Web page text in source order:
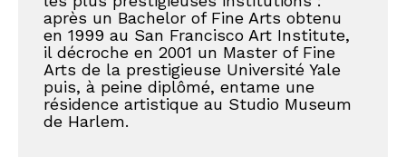
après un Bachelor of Fine Arts obtenu
en 1999 au San Francisco Art Institute,
il décroche en 2001 un Master of Fine
Arts de la prestigieuse Université Yale
puis, à peine diplômé, entame une
résidence artistique au Studio Museum
de Harlem.